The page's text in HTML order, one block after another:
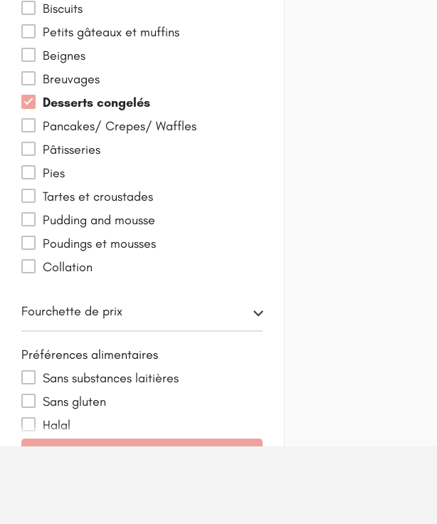
Biscuits
Petits gâteaux et muffins
Beignes
Breuvages
Desserts congelés
Pancakes/ Crepes/ Waffles
Pâtisseries
Pies
Tartes et croustades
Pudding and mousse
Poudings et mousses
Collation
Fourchette de prix
Préférences alimentaires
Sans substances laitières
Sans gluten
Halal
Avantageux pour la santé